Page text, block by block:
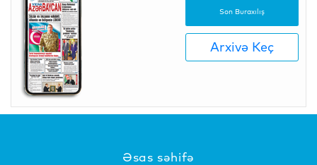
Son Buraxılış
Arxivə Keç
Əsas səhifə